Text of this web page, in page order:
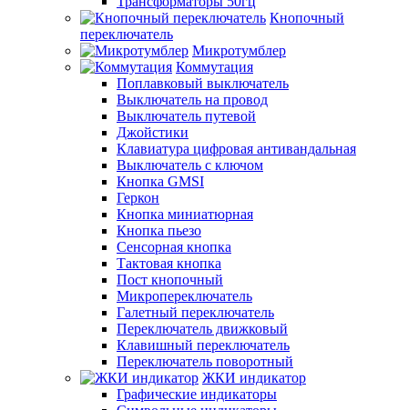
Кнопочный
переключатель
Микротумблер
Коммутация
Поплавковый выключатель
Выключатель на провод
Выключатель путевой
Джойстики
Клавиатура цифровая антивандальная
Выключатель с ключом
Кнопка GMSI
Геркон
Кнопка миниатюрная
Кнопка пьезо
Сенсорная кнопка
Тактовая кнопка
Пост кнопочный
Микропереключатель
Галетный переключатель
Переключатель движковый
Клавишный переключатель
Переключатель поворотный
ЖКИ индикатор
Графические индикаторы